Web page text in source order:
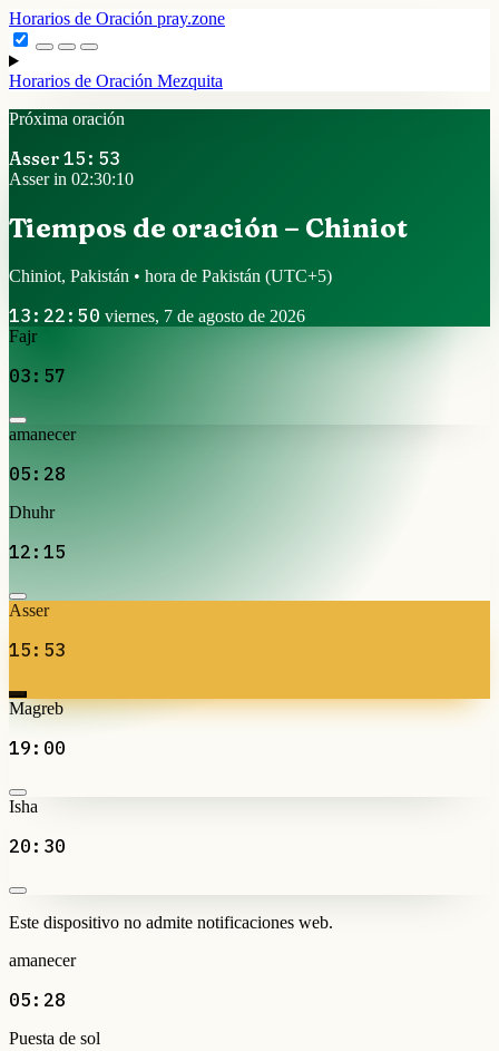
Horarios de Oración pray.zone
Horarios de Oración Mezquita
Próxima oración
Asser 15:53
Asser in 02:30:09
Tiempos de oración – Chiniot
Chiniot, Pakistán • hora de Pakistán (UTC+5)
13:22:51 viernes, 7 de agosto de 2026
Fajr
03:57
amanecer
05:28
Dhuhr
12:15
Asser
15:53
Magreb
19:00
Isha
20:30
Este dispositivo no admite notificaciones web.
amanecer
05:28
Puesta de sol